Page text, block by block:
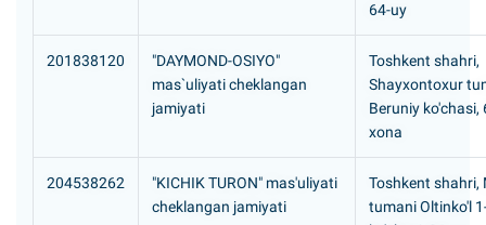
64-uy
201838120
"DAYMOND-OSIYO"
mas`uliyati cheklangan
jamiyati
Toshkent shahri,
Shayxontoxur
Beruniy ko'chasi,
хоna
204538262
"KICHIK TURON" mas'uliyati
cheklangan jamiyati
Toshkent shahri,
tumani Oltinko'l